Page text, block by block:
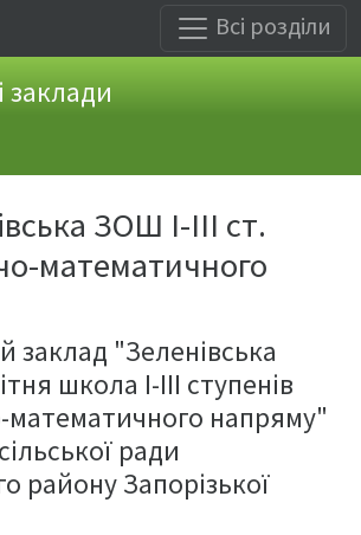
Всі розділи
заклади
ЗОШ І-ІІІ ст.
математичного
заклад "Зеленівська
школа І-ІІІ ступенів
напряму"
ради
району Запорізької